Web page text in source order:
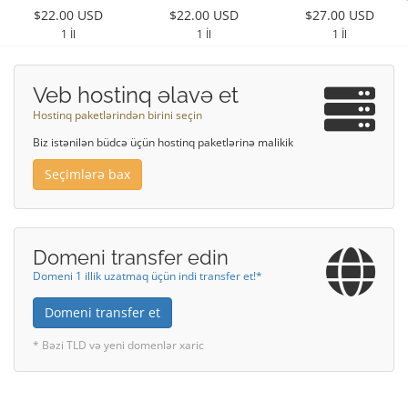
$22.00 USD
1 İl
$22.00 USD
1 İl
$27.00 USD
1 İl
Veb hostinq əlavə et
Hostinq paketlərindən birini seçin
Biz istənilən büdcə üçün hostinq paketlərinə malikik
Seçimlərə bax
Domeni transfer edin
Domeni 1 illik uzatmaq üçün indi transfer et!*
Domeni transfer et
* Bəzi TLD və yeni domenlər xaric